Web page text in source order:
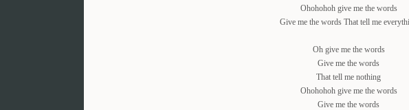
Ohohohoh give me the words
Give me the words That tell me
Oh give me the words
Give me the words
That tell me nothing
Ohohohoh give me the words
Give me the words